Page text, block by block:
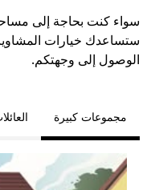
سواء كنت بحاجة إلى
ستساعدك خيارات
الوصول إلى وجهتكم.
مجموعات كبيرة